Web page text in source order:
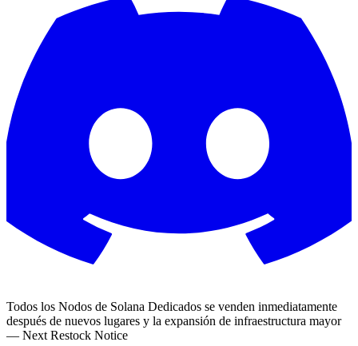
Todos los Nodos de Solana Dedicados se venden inmediatamente
después de nuevos lugares y la expansión de infraestructura mayor
— Next Restock Notice